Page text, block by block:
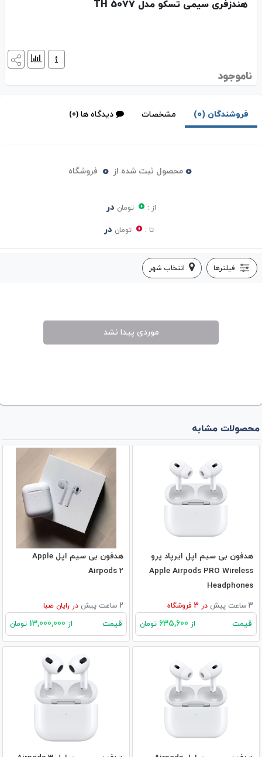
هندزفری سیمی تسکو مدل TH 5077
ناموجود
فروشندگان (0) مشخصات دیدگاه ها (0)
0 محصول ثبت شده از 0 فروشگاه
از : 0 تومان در
تا : 0 تومان در
فیلترها انتخاب شهر
موردی پیدا نشد
محصولات مشابه
هدفون بی‌ سیم اپل ایرپاد پرو
Apple Airpods PRO Wireless
Headphones
3 ساعت پیش در فروشگاه
قیمت از تومان
هدفون بی‌ سیم اپل Apple
Airpods 2
2 ساعت پیش در رایان صبا
قیمت از تومان